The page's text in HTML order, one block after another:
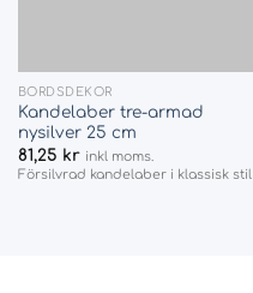
BORDSDEKOR
Kandelaber tre-armad
nysilver 25 cm
81,25 kr inkl moms.
Försilvrad kandelaber i klassisk stil